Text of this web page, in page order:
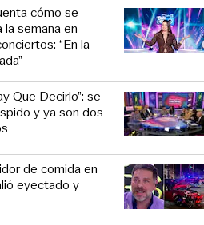
cómo se
semana en
“En la
Que Decirlo”: se
y ya son dos
de comida en
eyectado y